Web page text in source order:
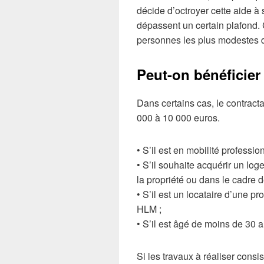
décide d’octroyer cette aide
dépassent un certain
personnes les plus modestes
Peut-on
Dans certains cas, le
000 à 10 000 euros.
• S’il est en mobilité
• S’il souhaite acquérir un
la propriété ou dans le cadre
• S’il est un locataire d’une
HLM ;
• S’il est âgé de moins de 30
Si les travaux à réaliser